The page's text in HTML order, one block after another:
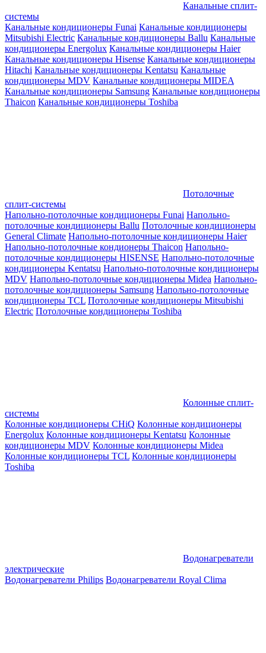
Канальные сплит-
системы
Канальные кондиционеры Funai Канальные кондиционеры
Mitsubishi Electric Канальные кондиционеры Ballu Канальные
кондиционеры Energolux Канальные кондиционеры Haier
Канальные кондиционеры Hisense Канальные кондиционеры
Hitachi Канальные кондиционеры Kentatsu Канальные
кондиционеры MDV Канальные кондиционеры MIDEA
Канальные кондиционеры Samsung Канальные кондиционеры
Thaicon Канальные кондиционеры Toshiba
Потолочные
сплит-системы
Напольно-потолочные кондиционеры Funai Напольно-
потолочные кондиционеры Ballu Потолочные кондиционеры
General Climate Напольно-потолочные кондиционеры Haier
Напольно-потолочные кондионеры Thaicon Напольно-
потолочные кондиционеры HISENSE Напольно-потолочные
кондиционеры Kentatsu Напольно-потолочные кондиционеры
MDV Напольно-потолочные кондиционеры Midea Напольно-
потолочные кондиционеры Samsung Напольно-потолочные
кондиционеры TCL Потолочные кондиционеры Mitsubishi
Electric Потолочные кондиционеры Toshiba
Колонные сплит-
системы
Колонные кондиционеры CHiQ Колонные кондиционеры
Energolux Колонные кондиционеры Kentatsu Колонные
кондиционеры MDV Колонные кондиционеры Midea
Колонные кондиционеры TCL Колонные кондиционеры
Toshiba
Водонагреватели
электрические
Водонагреватели Philips Водонагреватели Royal Clima